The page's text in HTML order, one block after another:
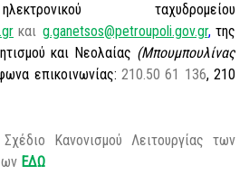
ταχυδρομείου
και g.ganetsos@petroupoli.gov.gr, της
και Νεολαίας (Μπουμπουλίνας
επικοινωνίας:210.50 61 136,210
Σχέδιο Κανονισμού Λειτουργίας των
ΕΔΩ